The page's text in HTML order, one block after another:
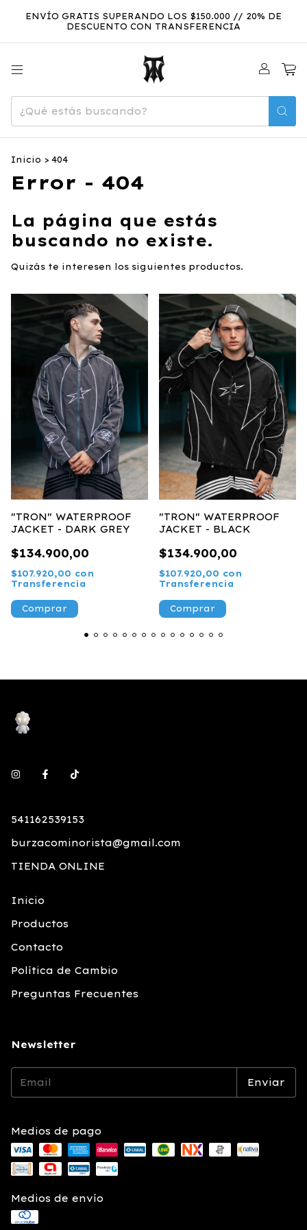
ENVÍO GRATIS SUPERANDO LOS $150.000 // 20% DE
DESCUENTO CON TRANSFERENCIA
Inicio > 404
Error - 404
La página que estás
buscando no existe.
Quizás te interesen los siguientes productos.
"TRON" WATERPROOF
JACKET - DARK GREY
$134.900,00
$107.920,00 con
Transferencia
Comprar
"TRON" WATERPROOF
JACKET - BLACK
$134.900,00
$107.920,00 con
Transferencia
Comprar
541162539153
burzacominorista@gmail.com
TIENDA ONLINE
Inicio
Productos
Contacto
Política de Cambio
Preguntas Frecuentes
Newsletter
Medios de pago
Medios de envío